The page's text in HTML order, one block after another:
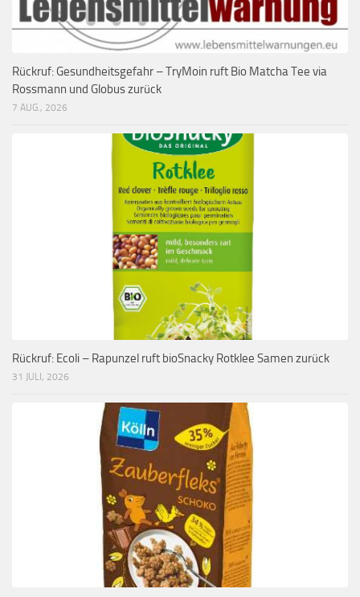
Rückruf: Gesundheitsgefahr – TryMoin ruft Bio Matcha Tee via
Rossmann und Globus zurück
7 AUG., 2026
Rückruf: Ecoli – Rapunzel ruft bioSnacky Rotklee Samen zurück
31 JULI, 2026